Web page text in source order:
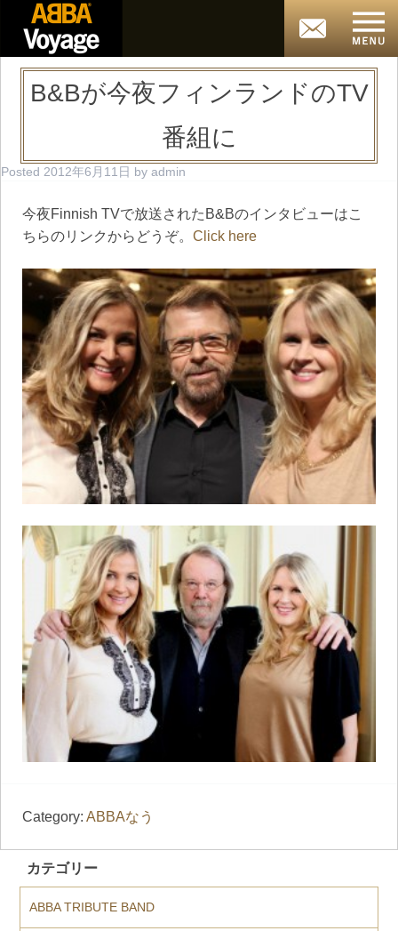
B&Bが今夜フィンランドのTV
番組に
Posted 2012年6月11日 by admin
今夜Finnish TVで放送されたB&Bのインタビューはこ
ちらのリンクからどうぞ。 Click here
Category: ABBAなう
カテゴリー
ABBA TRIBUTE BAND